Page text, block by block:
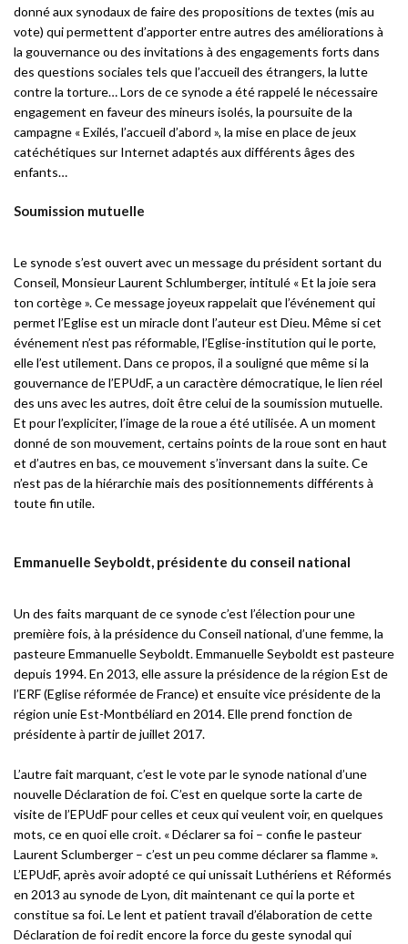
donné aux synodaux de faire des propositions de textes (mis au
vote) qui permettent d’apporter entre autres des améliorations à
la gouvernance ou des invitations à des engagements forts dans
des questions sociales tels que l’accueil des étrangers, la lutte
contre la torture… Lors de ce synode a été rappelé le nécessaire
engagement en faveur des mineurs isolés, la poursuite de la
campagne « Exilés, l’accueil d’abord », la mise en place de jeux
catéchétiques sur Internet adaptés aux différents âges des
enfants…
Soumission mutuelle
Le synode s’est ouvert avec un message du président sortant du
Conseil, Monsieur Laurent Schlumberger, intitulé « Et la joie sera
ton cortège ». Ce message joyeux rappelait que l’événement qui
permet l’Eglise est un miracle dont l’auteur est Dieu. Même si cet
événement n’est pas réformable, l’Eglise-institution qui le porte,
elle l’est utilement. Dans ce propos, il a souligné que même si la
gouvernance de l’EPUdF, a un caractère démocratique, le lien réel
des uns avec les autres, doit être celui de la soumission mutuelle.
Et pour l’expliciter, l’image de la roue a été utilisée. A un moment
donné de son mouvement, certains points de la roue sont en haut
et d’autres en bas, ce mouvement s’inversant dans la suite. Ce
n’est pas de la hiérarchie mais des positionnements différents à
toute fin utile.
Emmanuelle Seyboldt, présidente du conseil national
Un des faits marquant de ce synode c’est l’élection pour une
première fois, à la présidence du Conseil national, d’une femme, la
pasteure Emmanuelle Seyboldt. Emmanuelle Seyboldt est pasteure
depuis 1994. En 2013, elle assure la présidence de la région Est de
l’ERF (Eglise réformée de France) et ensuite vice présidente de la
région unie Est-Montbéliard en 2014. Elle prend fonction de
présidente à partir de juillet 2017.
L’autre fait marquant, c’est le vote par le synode national d’une
nouvelle Déclaration de foi. C’est en quelque sorte la carte de
visite de l’EPUdF pour celles et ceux qui veulent voir, en quelques
mots, ce en quoi elle croit. « Déclarer sa foi – confie le pasteur
Laurent Sclumberger – c’est un peu comme déclarer sa flamme ».
L’EPUdF, après avoir adopté ce qui unissait Luthériens et Réformés
en 2013 au synode de Lyon, dit maintenant ce qui la porte et
constitue sa foi. Le lent et patient travail d’élaboration de cette
Déclaration de foi redit encore la force du geste synodal qui